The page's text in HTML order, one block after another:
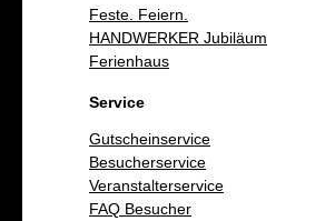
Feste. Feiern.
HANDWERKER Jubiläum
Ferienhaus
Service
Gutscheinservice
Besucherservice
Veranstalterservice
FAQ Besucher